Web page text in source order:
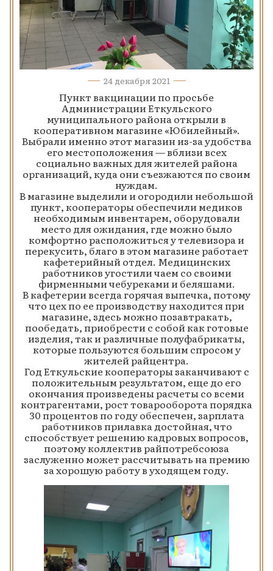
24 декабря 2021
Пункт вакцинации по просьбе
Администрации Еткульского
муниципального района открыли в
кооперативном магазине «Юбилейный».
Выбрали именно этот магазин из-за удобства
его местоположения — вблизи всех
социально важных для жителей района
организаций, куда они съезжаются по своим
нуждам.
В магазине выделили и огородили небольшой
пункт, кооператоры обеспечили медиков
необходимым инвентарем, оборудовали
место для ожидания, где можно было
комфортно расположиться у телевизора и
перекусить, благо в этом магазине работает
кафетерийный отдел. Медицинских
работников угостили чаем со своими
фирменными чебуреками и беляшами.
В кафетерии всегда горячая выпечка, потому
что цех по ее производству находится при
магазине, здесь можно позавтракать,
пообедать, приобрести с собой как готовые
изделия, так и различные полуфабрикаты,
которые пользуются большим спросом у
жителей райцентра.
Год Еткульские кооператоры заканчивают с
положительным результатом, еще до его
окончания произведены расчеты со всеми
контрагентами, рост товарооборота порядка
30 процентов по году обеспечен, зарплата
работников прилавка достойная, что
способствует решению кадровых вопросов,
поэтому коллектив райпотребсоюза
заслуженно может рассчитывать на премию
за хорошую работу в уходящем году.